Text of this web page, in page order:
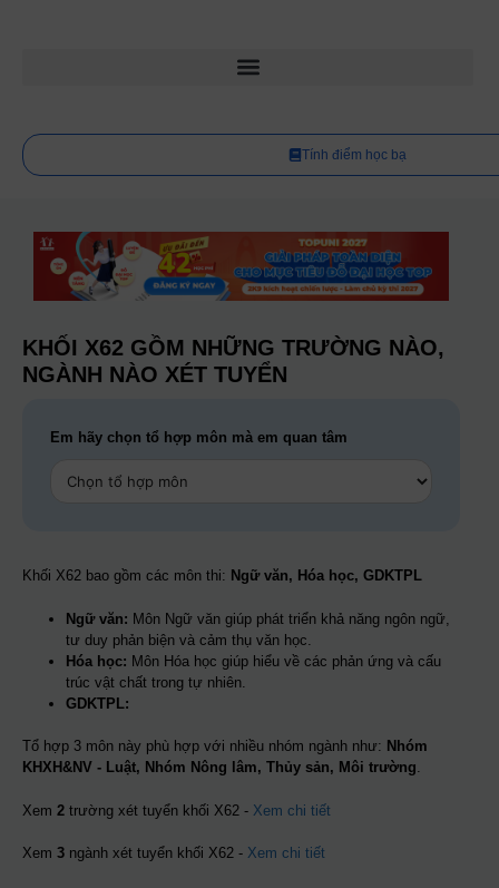
Tính điểm học bạ
KHỐI X62 GỒM NHỮNG TRƯỜNG NÀO,
NGÀNH NÀO XÉT TUYỂN
Em hãy chọn tổ hợp môn mà em quan tâm
Khối X62 bao gồm các môn thi: Ngữ văn, Hóa học, GDKTPL
Ngữ văn: Môn Ngữ văn giúp phát triển khả năng ngôn ngữ,
tư duy phản biện và cảm thụ văn học.
Hóa học: Môn Hóa học giúp hiểu về các phản ứng và cấu
trúc vật chất trong tự nhiên.
GDKTPL:
Tổ hợp 3 môn này phù hợp với nhiều nhóm ngành như: Nhóm
KHXH&NV - Luật, Nhóm Nông lâm, Thủy sản, Môi trường.
Xem 2 trường xét tuyển khối X62 - Xem chi tiết
Xem 3 ngành xét tuyển khối X62 - Xem chi tiết